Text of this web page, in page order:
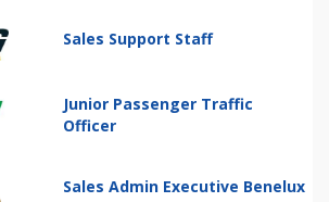
Sales Support Staff
Junior Passenger Traffic
Officer
Sales Admin Executive Benelux